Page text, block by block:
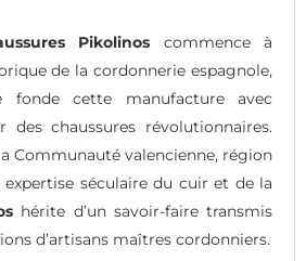
Pikolinos commence à
de la cordonnerie espagnole,
fonde cette manufacture avec
des chaussures révolutionnaires.
Communauté valencienne, région
séculaire du cuir et de la
hérite d’un savoir-faire transmis
d’artisans maîtres cordonniers.